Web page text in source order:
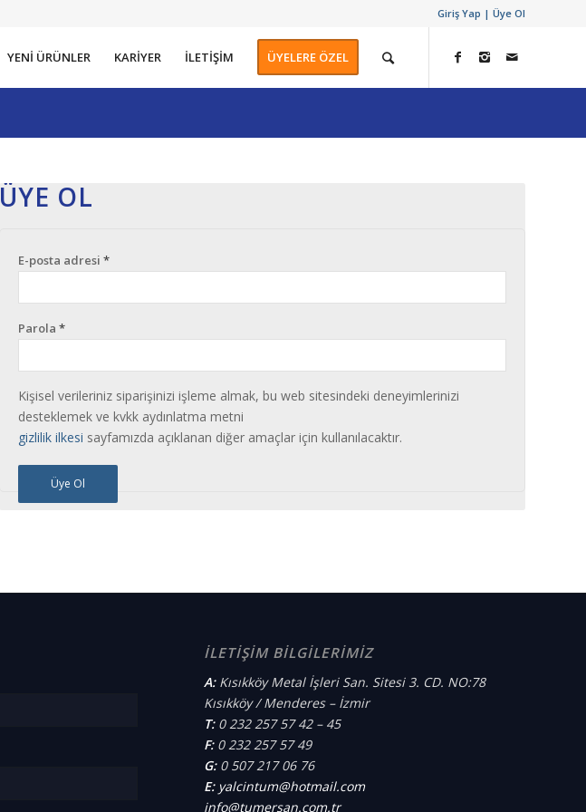
Giriş Yap | Üye Ol
YENİ ÜRÜNLER KARİYER İLETİŞİM ÜYELERE ÖZEL
ÜYE OL
E-posta adresi*
Parola*
Kişisel verileriniz siparişinizi işleme almak, bu web sitesindeki deneyimlerinizi
desteklemek ve kvkk aydınlatma metni
gizlilik ilkesi sayfamızda açıklanan diğer amaçlar için kullanılacaktır.
Üye Ol
İLETİŞİM BİLGİLERİMİZ
A:Kısıkköy Metal İşleri San. Sitesi 3. CD. NO:78
Kısıkköy / Menderes – İzmir
T:0 232 257 57 42 – 45
F:0 232 257 57 49
G:0 507 217 06 76
E: yalcintum@hotmail.com
info@tumersan.com.tr